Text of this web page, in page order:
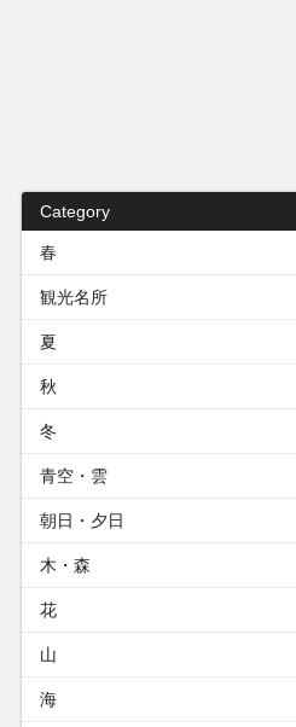
Category
春
観光名所
夏
秋
冬
青空・雲
朝日・夕日
木・森
花
山
海